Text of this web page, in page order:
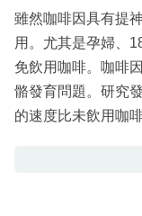
雖然咖啡因具有提
用。尤其是孕婦、
免飲用咖啡。咖啡
骼發育問題。研究
的速度比未飲用咖